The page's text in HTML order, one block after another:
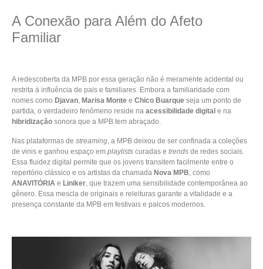
A Conexão para Além do Afeto
Familiar
A redescoberta da MPB por essa geração não é meramente acidental ou
restrita à influência de pais e familiares. Embora a familiaridade com
nomes como Djavan, Marisa Monte e Chico Buarque seja um ponto de
partida, o verdadeiro fenômeno reside na acessibilidade digital e na
hibridização sonora que a MPB tem abraçado.
Nas plataformas de streaming , a MPB deixou de ser confinada a coleções
de vinis e ganhou espaço em playlists curadas e trends de redes sociais.
Essa fluidez digital permite que os jovens transitem facilmente entre o
repertório clássico e os artistas da chamada Nova MPB , como
ANAVITÓRIA e Liniker , que trazem uma sensibilidade contemporânea ao
gênero. Essa mescla de originais e releituras garante a vitalidade e a
presença constante da MPB em festivais e palcos modernos.